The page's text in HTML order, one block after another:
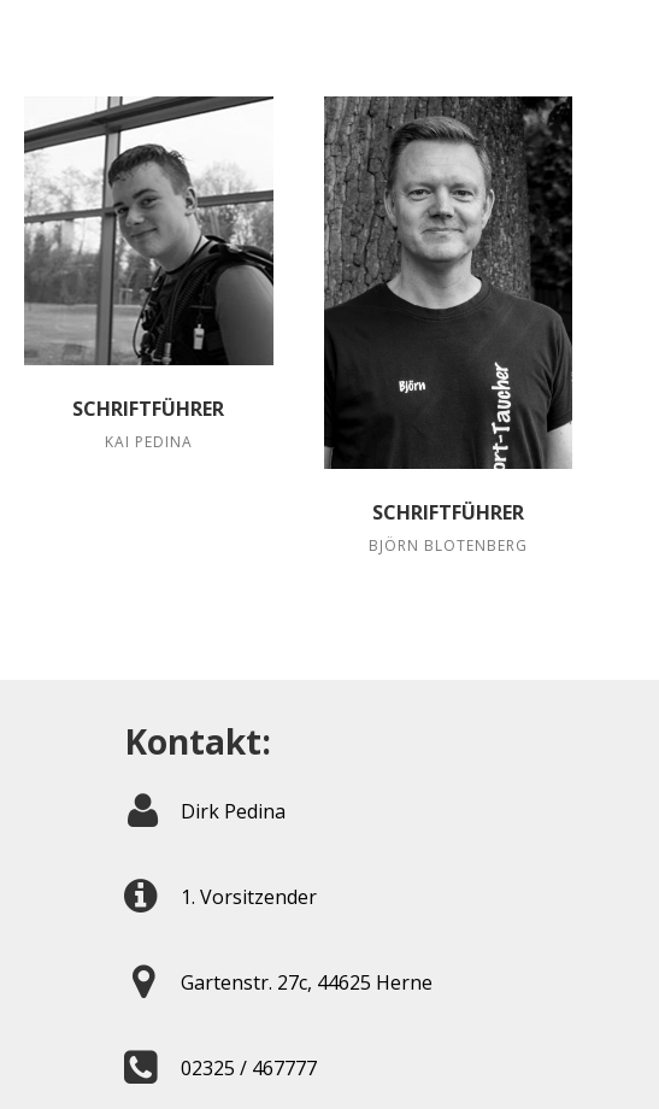
SCHRIFTFÜHRER
KAI PEDINA
SCHRIFTFÜHRER
BJÖRN BLOTENBERG
Kontakt:
Dirk Pedina
1. Vorsitzender
Gartenstr. 27c, 44625 Herne
02325 / 467777